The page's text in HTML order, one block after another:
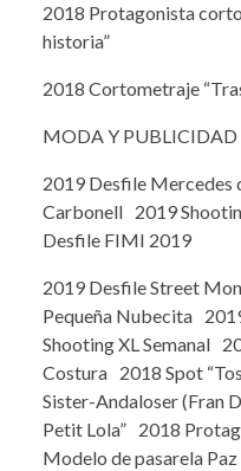
2018 Protagonista
historia”
2018 Cortometraje
MODA Y PUBLICIDAD
2019 Desfile Mercedes
Carbonell 2019
Desfile FIMI 2019
2019 Desfile Street
Pequeña Nubecita
Shooting XL Semanal
Costura 2018 Spot
Sister-Andaloser (Fran
Petit Lola” 2018
Modelo de pasarela Paz